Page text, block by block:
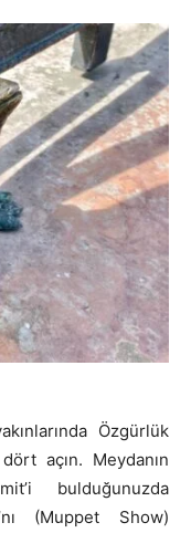
Özgürlük
açın. Meydanın
bulduğunuzda
(Muppet Show)